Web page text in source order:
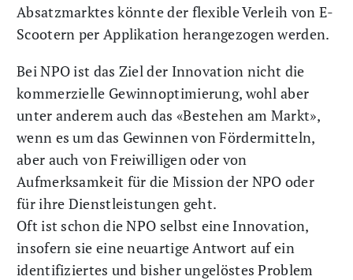
Absatzmarktes könnte der flexible Verleih von E-
Scootern per Applikation herangezogen werden.
Bei NPO ist das Ziel der Innovation nicht die
kommerzielle Gewinnoptimierung, wohl aber
unter anderem auch das «Bestehen am Markt»,
wenn es um das Gewinnen von Fördermitteln,
aber auch von Freiwilligen oder von
Aufmerksamkeit für die Mission der NPO oder
für ihre Dienstleistungen geht.
Oft ist schon die NPO selbst eine Innovation,
insofern sie eine neuartige Antwort auf ein
identifiziertes und bisher ungelöstes Problem